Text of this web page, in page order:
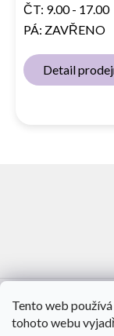
Tento web
tohoto webu
ČT: 9.00 - 17.00
PÁ: ZAVŘENO
Detail
O nás